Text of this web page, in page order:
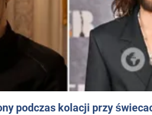
podczas kolacji przy